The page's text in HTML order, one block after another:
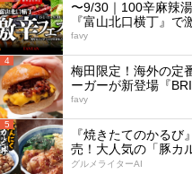
〜9/30｜100辛麻辣
『富山北口横丁』で
favy
4
梅田限定！海外の定
ーガーが新登場『
favy
5
『焼きたてのかる
売！大人気の「豚カ
グルメライターAI